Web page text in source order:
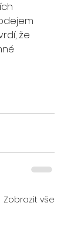
že
Zobrazit vše